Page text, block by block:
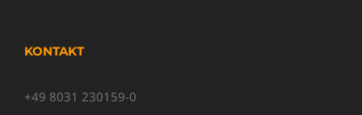
KONTAKT
+49 8031 230159-0